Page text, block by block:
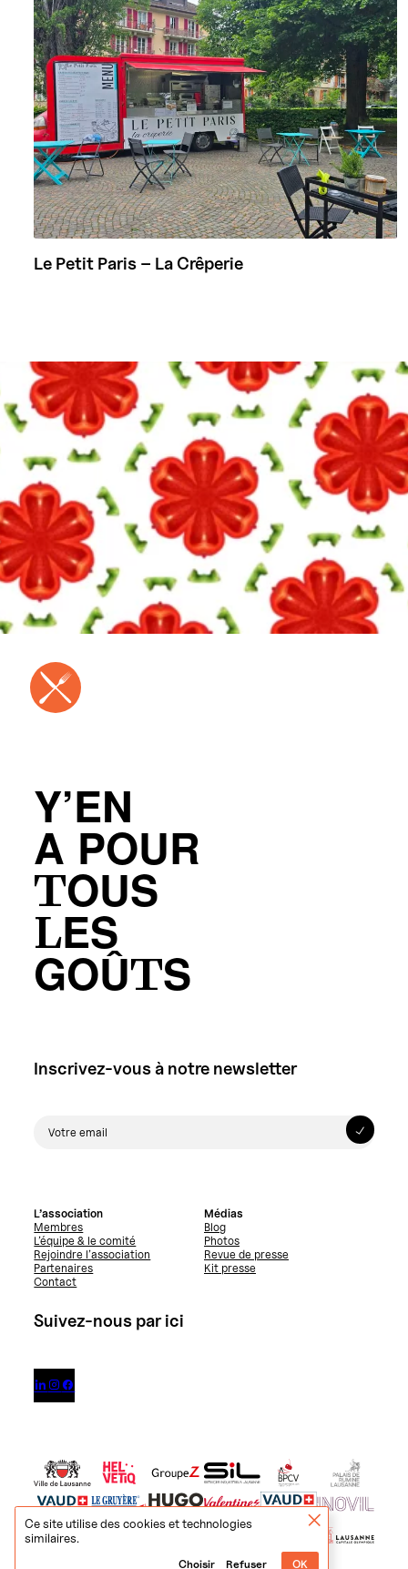
Ce site utilise des cookies et technologies
similaires.
OK
Refuser
Choisir
Le Petit Paris – La Crêperie
Y’EN
A POUR
TOUS
LES
GOÛTS
Inscrivez-vous à notre newsletter
L’association
Membres
L’équipe & le comité
Rejoindre l’association
Partenaires
Contact
Médias
Blog
Photos
Revue de presse
Kit presse
Suivez-nous par ici
  